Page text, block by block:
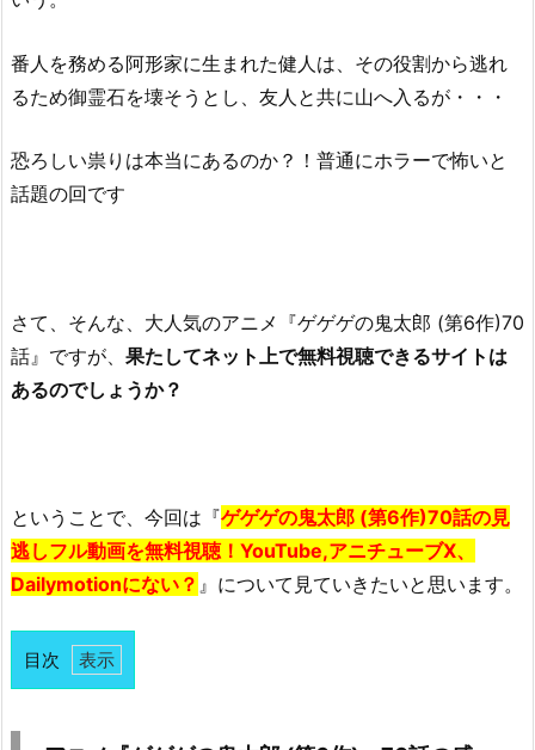
番人を務める阿形家に生まれた健人は、その役割から逃れ
るため御霊石を壊そうとし、友人と共に山へ入るが・・・
恐ろしい祟りは本当にあるのか？！普通にホラーで怖いと
話題の回です
さて、そんな、大人気のアニメ『ゲゲゲの鬼太郎 (第6作)70
話』ですが、 果たしてネット上で無料視聴できるサイトは
あるのでしょうか？
ということで、今回は『ゲゲゲの鬼太郎 (第6作)70話の見
逃しフル動画を無料視聴！YouTube,アニチューブX、
Dailymotionにない？ 』について見ていきたいと思います。
目次
1.